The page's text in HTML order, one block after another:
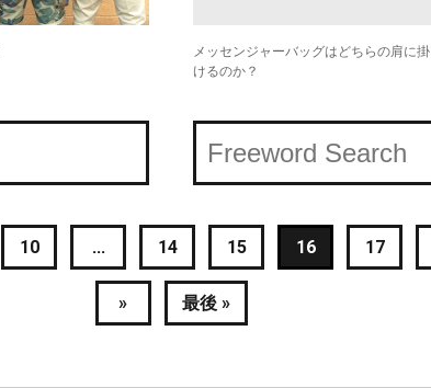
メッセンジャーバッグはどちらの肩に掛
けるのか？
10 ... 14 15 16 17
» 最後 »